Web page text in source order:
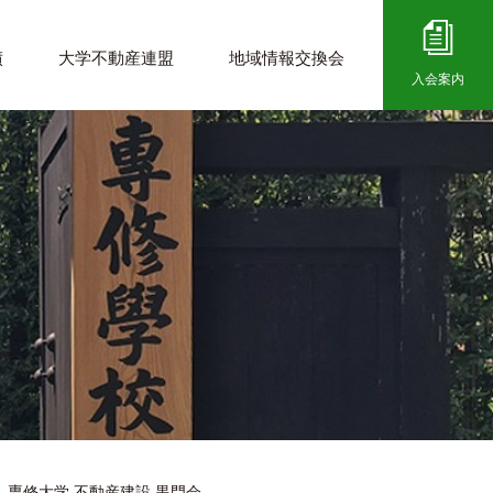
入会案内
大学不動産連盟 地域情報交換会